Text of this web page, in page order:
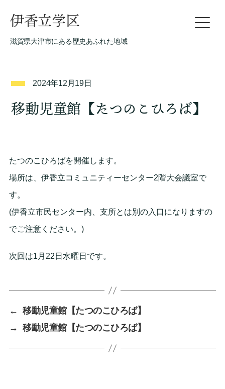
伊香立学区
滋賀県大津市にある歴史あふれた地域
2024年12月19日
移動児童館【たつのこひろば】
たつのこひろばを開催します。
場所は、伊香立コミュニティーセンター2階大会議室で
す。
(伊香立市民センター内、支所とは別の入口になりますの
でご注意ください。)
次回は1月22日水曜日です。
←
移動児童館【たつのこひろば】
→
移動児童館【たつのこひろば】